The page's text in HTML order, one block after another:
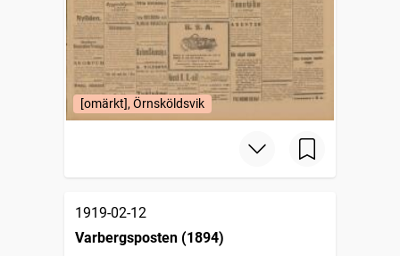
[omärkt], Örnsköldsvik
1919-02-12
Varbergsposten (1894)